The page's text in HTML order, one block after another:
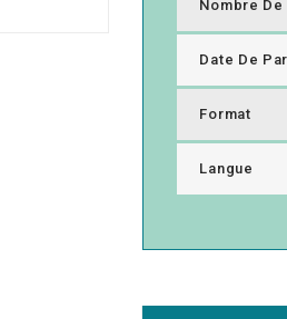
Nombre De
Date De
Format
Langue